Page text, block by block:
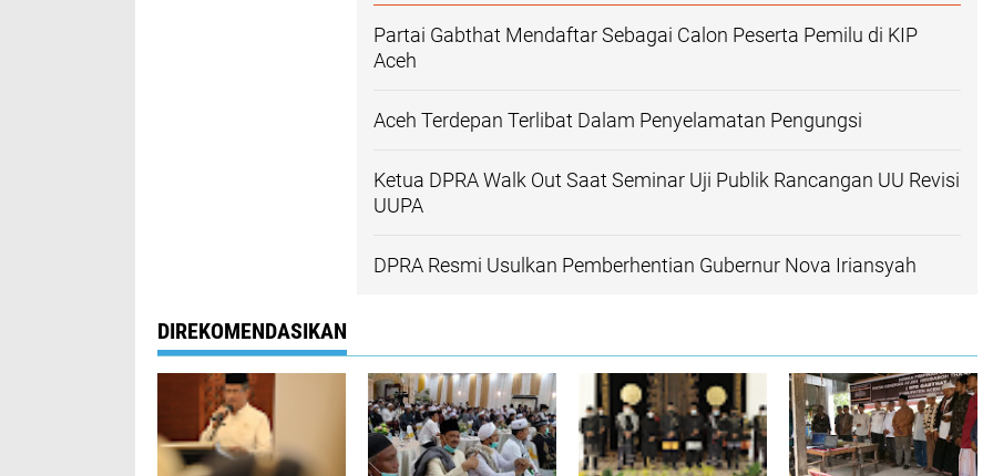
Partai Gabthat Mendaftar Sebagai Calon Peserta Pemilu di KIP
Aceh
Aceh Terdepan Terlibat Dalam Penyelamatan Pengungsi
Ketua DPRA Walk Out Saat Seminar Uji Publik Rancangan UU Revisi
UUPA
DPRA Resmi Usulkan Pemberhentian Gubernur Nova Iriansyah
DIREKOMENDASIKAN